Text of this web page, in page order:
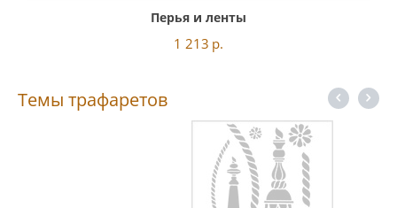
Перья и ленты
1 213 р.
Темы трафаретов